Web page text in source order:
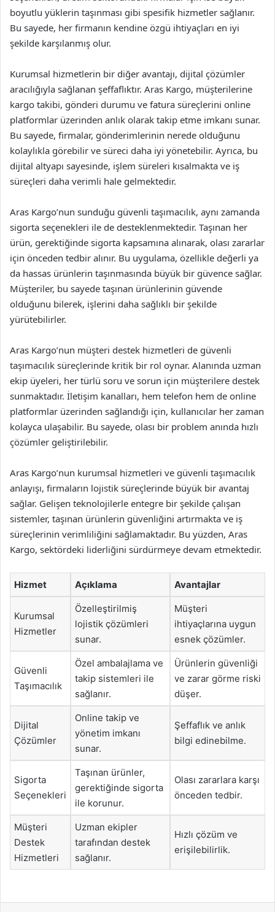
boyutlu yüklerin taşınması gibi spesifik hizmetler sağlanır.
Bu sayede, her firmanın kendine özgü ihtiyaçları en iyi
şekilde karşılanmış olur.
Kurumsal hizmetlerin bir diğer avantajı, dijital çözümler
aracılığıyla sağlanan şeffaflıktır. Aras Kargo, müşterilerine
kargo takibi, gönderi durumu ve fatura süreçlerini online
platformlar üzerinden anlık olarak takip etme imkanı sunar.
Bu sayede, firmalar, gönderimlerinin nerede olduğunu
kolaylıkla görebilir ve süreci daha iyi yönetebilir. Ayrıca, bu
dijital altyapı sayesinde, işlem süreleri kısalmakta ve iş
süreçleri daha verimli hale gelmektedir.
Aras Kargo’nun sunduğu güvenli taşımacılık, aynı zamanda
sigorta seçenekleri ile de desteklenmektedir. Taşınan her
ürün, gerektiğinde sigorta kapsamına alınarak, olası zararlar
için önceden tedbir alınır. Bu uygulama, özellikle değerli ya
da hassas ürünlerin taşınmasında büyük bir güvence sağlar.
Müşteriler, bu sayede taşınan ürünlerinin güvende
olduğunu bilerek, işlerini daha sağlıklı bir şekilde
yürütebilirler.
Aras Kargo’nun müşteri destek hizmetleri de güvenli
taşımacılık süreçlerinde kritik bir rol oynar. Alanında uzman
ekip üyeleri, her türlü soru ve sorun için müşterilere destek
sunmaktadır. İletişim kanalları, hem telefon hem de online
platformlar üzerinden sağlandığı için, kullanıcılar her zaman
kolayca ulaşabilir. Bu sayede, olası bir problem anında hızlı
çözümler geliştirilebilir.
Aras Kargo’nun kurumsal hizmetleri ve güvenli taşımacılık
anlayışı, firmaların lojistik süreçlerinde büyük bir avantaj
sağlar. Gelişen teknolojilerle entegre bir şekilde çalışan
sistemler, taşınan ürünlerin güvenliğini artırmakta ve iş
süreçlerinin verimliliğini sağlamaktadır. Bu yüzden, Aras
Kargo, sektördeki liderliğini sürdürmeye devam etmektedir.
Hizmet Açıklama Avantajlar
Kurumsal
Hizmetler
Özelleştirilmiş
lojistik çözümleri
sunar.
Müşteri
ihtiyaçlarına uygun
esnek çözümler.
Güvenli
Taşımacılık
Özel ambalajlama ve
takip sistemleri ile
sağlanır.
Ürünlerin güvenliği
ve zarar görme riski
düşer.
Dijital
Çözümler
Online takip ve
yönetim imkanı
sunar.
Şeffaflık ve anlık
bilgi edinebilme.
Sigorta
Seçenekleri
Taşınan ürünler,
gerektiğinde sigorta
ile korunur.
Olası zararlara karşı
önceden tedbir.
Müşteri
Destek
Hizmetleri
Uzman ekipler
tarafından destek
sağlanır.
Hızlı çözüm ve
erişilebilirlik.